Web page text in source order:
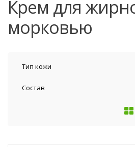
крем для жирной кожи с
морковью
Тип кожи
Состав